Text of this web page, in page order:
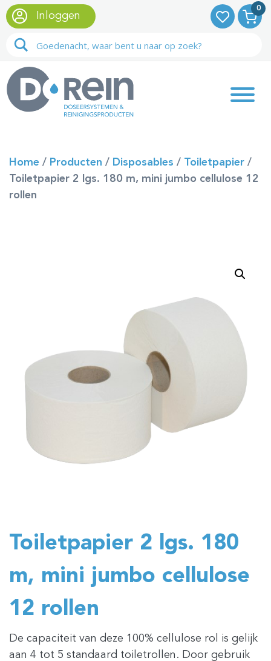
0
Inloggen
Home / Producten / Disposables / Toiletpapier /
Toiletpapier 2 lgs. 180 m, mini jumbo cellulose 12
rollen
Toiletpapier 2 lgs. 180
m, mini jumbo cellulose
12 rollen
De capaciteit van deze 100% cellulose rol is gelijk
aan 4 tot 5 standaard toiletrollen. Door gebruik